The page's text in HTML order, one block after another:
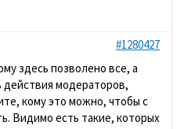
#1280427
здесь позволено все, а
действия модераторов,
кому это можно, чтобы с
Видимо есть такие, которых